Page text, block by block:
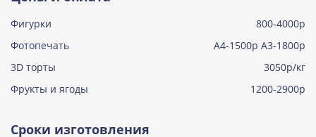
Фигурки
800-4000р
Фотопечать
А4-1500р А3-1800р
3D торты
3050р/кг
Фрукты и ягоды
1200-2900р
Сроки изготовления